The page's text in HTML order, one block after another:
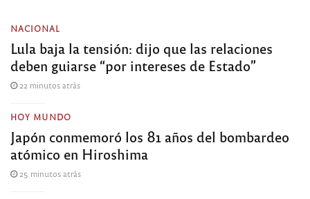
NACIONAL
Lula baja la tensión: dijo que las relaciones
deben guiarse “por intereses de Estado”
22 minutos atrás
HOY MUNDO
Japón conmemoró los 81 años del bombardeo
atómico en Hiroshima
25 minutos atrás